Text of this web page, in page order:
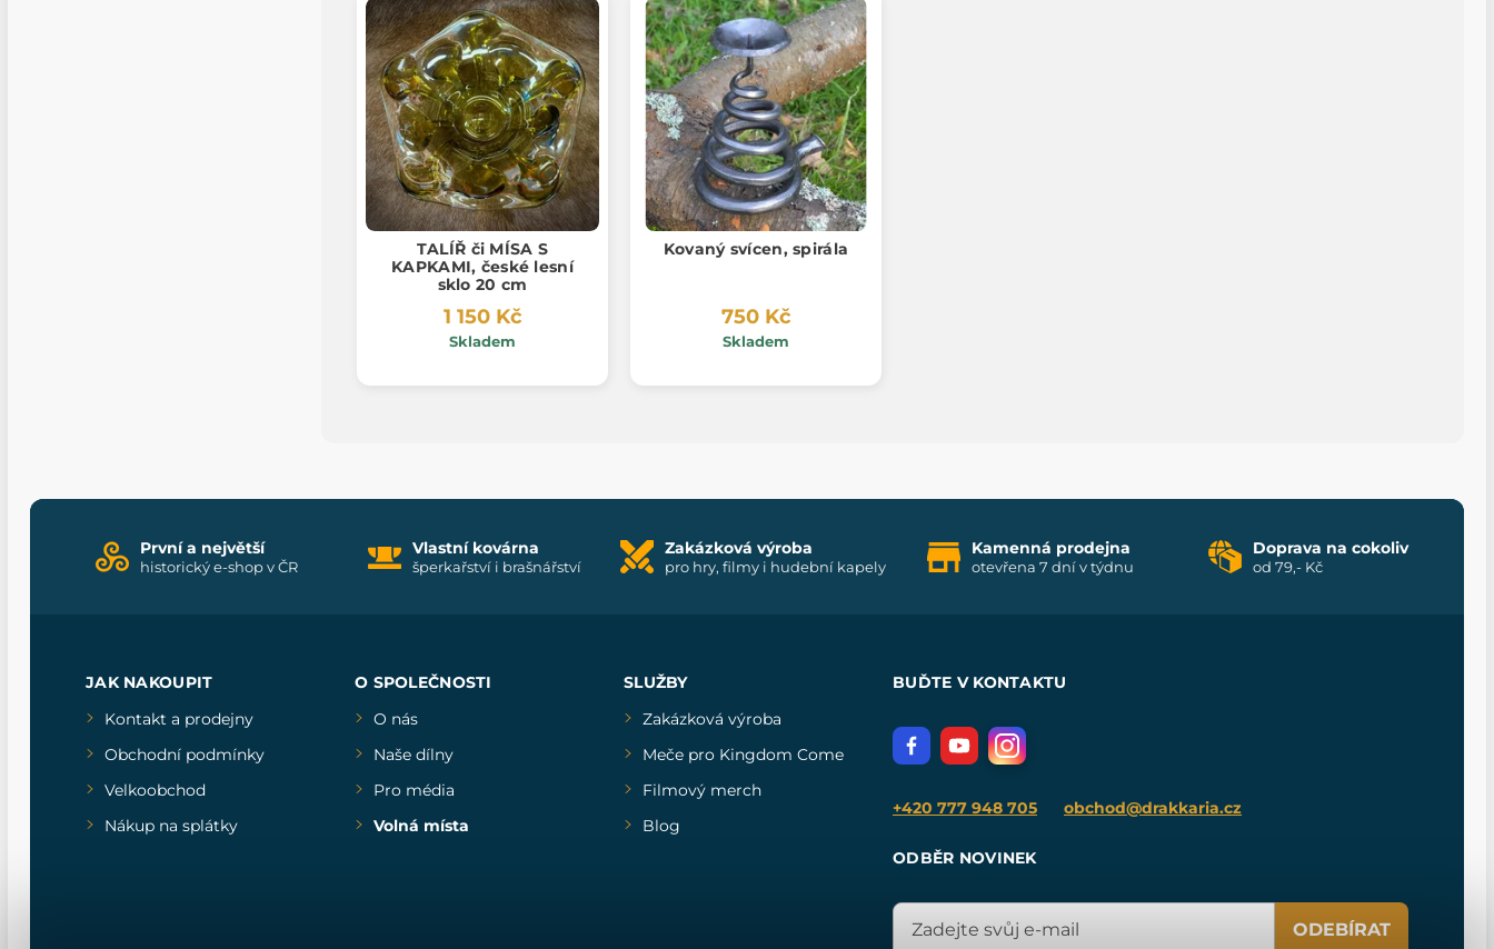
TALÍŘ či MÍSA S
KAPKAMI, české lesní
sklo 20 cm
1 150 Kč
Skladem
Kovaný svícen, spirála
750 Kč
Skladem
První a největší
historický e-shop v ČR
Vlastní kovárna
šperkařství i brašnářství
Zakázková výroba
pro hry, filmy i hudební kapely
Kamenná prodejna
otevřena 7 dní v týdnu
Doprava na cokoliv
od 79,- Kč
JAK NAKOUPIT
Kontakt a prodejny
Obchodní podmínky
Velkoobchod
Nákup na splátky
O SPOLEČNOSTI
O nás
Naše dílny
Pro média
Volná místa
SLUŽBY
Zakázková výroba
Meče pro Kingdom Come
Filmový merch
Blog
BUĎTE V KONTAKTU
+420 777 948 705 obchod@drakkaria.cz
ODBĚR NOVINEK
ODEBÍRAT